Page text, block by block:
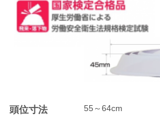
頭位寸法 55～64cm